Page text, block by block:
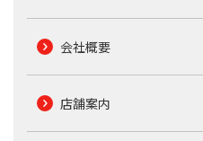
会社概要
店舗案内